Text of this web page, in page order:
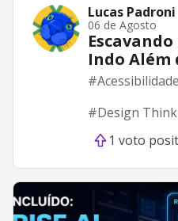
Lucas Padroni
06 de Agosto
Escavando
Indo Além
#Acessibilidade
#Design
1 voto